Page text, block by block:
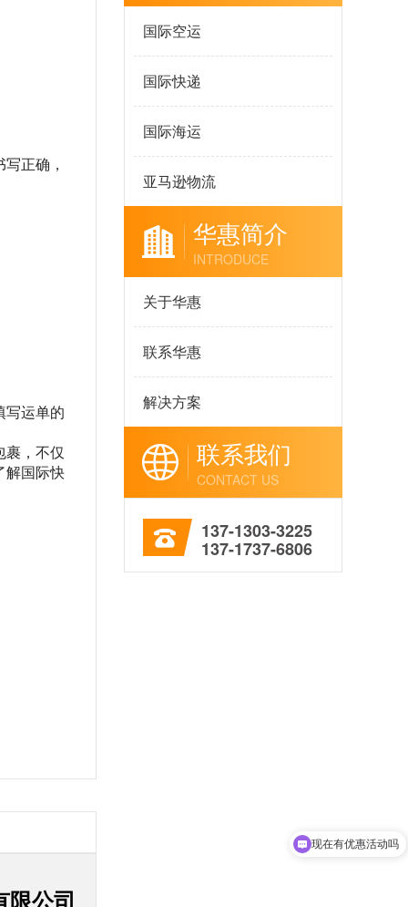
正确，
写运单的
裹，不仅
解国际快
限公司
国际空运
国际快递
国际海运
亚马逊物流
华惠简介
INTRODUCE
关于华惠
联系华惠
解决方案
联系我们
CONTACT US
137-1303-3225
137-1737-6806
现在有优惠活动吗